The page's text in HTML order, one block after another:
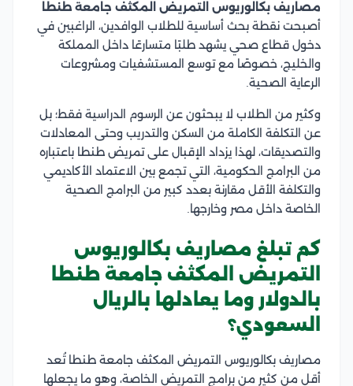
مصاريف بكالوريوس التمريض المكثف جامعة طنطا
أصبحت نقطة بحث أساسية للطلاب الوافدين، الراغبين في
دخول قطاع صحي يشهد طلبًا متسارعًا داخل المملكة
والخليج، خصوصًا مع توسع المستشفيات ومشروعات
الرعاية الصحية.
وكثير من الطلاب لا يبحثون عن الرسوم الدراسية فقط؛ بل
عن التكلفة الكاملة من السكن والتدريب وحتى المعادلات
والتصديقات، لهذا يزداد الإقبال على تمريض طنطا باعتباره
من البرامج الحكومية، التي تجمع بين الاعتماد الأكاديمي
والتكلفة الأقل مقارنة بعدد كبير من البرامج الصحية
الخاصة داخل مصر وخارجها.
كم تبلغ مصاريف بكالوريوس
التمريض المكثف جامعة طنطا
بالدولار وما يعادلها بالريال
السعودي؟
مصاريف بكالوريوس التمريض المكثف جامعة طنطا تُعد
أقل من كثير من برامج التمريض الخاصة، وهو ما يجعلها